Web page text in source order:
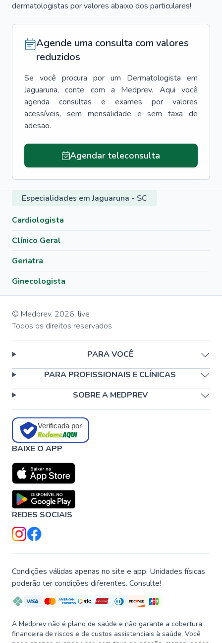
dermatologistas por valores abaixo dos particulares!
Agende uma consulta com valores
reduzidos
Se você procura por um Dermatologista em
Jaguaruna, conte com a Medprev. Aqui você
agenda consultas e exames por valores
acessíveis, sem mensalidade e sem taxa de
adesão.
Agendar teleconsulta
Especialidades em Jaguaruna - SC
Cardiologista
Clínico Geral
Geriatra
Ginecologista
© Medprev, 2026, live
Todos os direitos reservados
PARA VOCÊ
PARA PROFISSIONAIS E CLÍNICAS
SOBRE A MEDPREV
Verificada por
BAIXE O APP
REDES SOCIAIS
Condições válidas apenas no site e app. Unidades físicas
poderão ter condições diferentes. Consulte!
A Medprev não é plano de saúde e não garante a cobertura
financeira de riscos e de custos assistenciais à saúde. Você